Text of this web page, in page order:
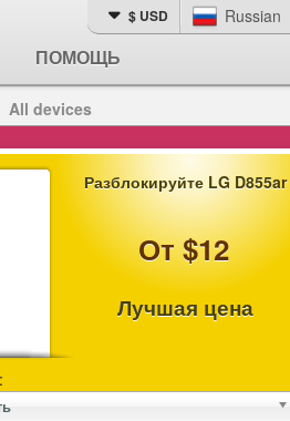
ПОМОЩЬ
$ USD Russian
All devices
Разблокируйте LG D855ar
От $12
Лучшая цена